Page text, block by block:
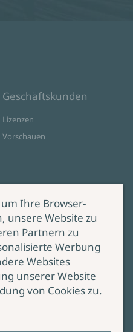
Geschäftskunden
Lizenzen
Vorschauen
Produktsicherheit
Bei Fragen zur Produktsicherheit
wenden Sie sich bitte an
Ihre Browser-
unsere Website zu
Partnern zu
Werbung
Websites
unserer Website
von Cookies zu.